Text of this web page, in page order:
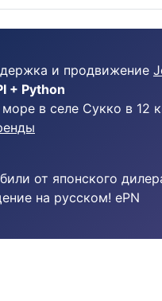
и продвижение
+ Python
в селе Сукко в 12
от японского
на русском! ePN